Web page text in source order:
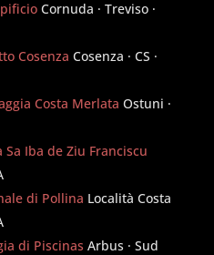
Cornuda · Treviso ·
Cosenza Cosenza · CS ·
Costa Merlata Ostuni ·
Sa Iba de Ziu Franciscu
di Pollina Località Costa
di Piscinas Arbus · Sud